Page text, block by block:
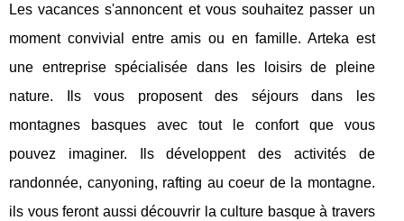
Les vacances s'annoncent et vous souhaitez passer un
moment convivial entre amis ou en famille. Arteka est
une entreprise spécialisée dans les loisirs de pleine
nature. Ils vous proposent des séjours dans les
montagnes basques avec tout le confort que vous
pouvez imaginer. Ils développent des activités de
randonnée, canyoning, rafting au coeur de la montagne.
ils vous feront aussi découvrir la culture basque à travers